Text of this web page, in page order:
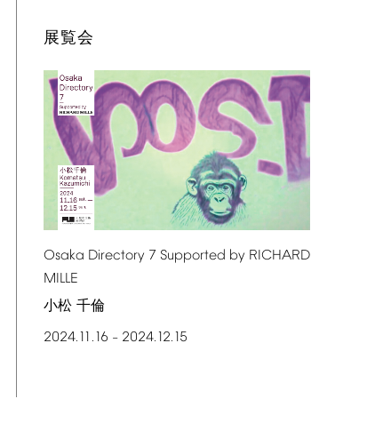
展覧会
Osaka Directory 7 Supported by RICHARD
MILLE
小松 千倫
2024.11.16 – 2024.12.15